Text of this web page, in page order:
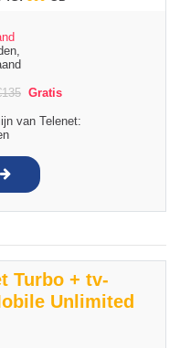
135 Gratis
van Telenet:
Turbo + tv-
Unlimited